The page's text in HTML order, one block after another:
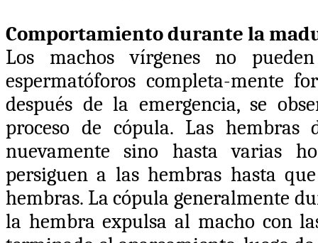
Comportamiento durante la
Los machos vírgenes no
espermatóforos completa-mente
después de la emergencia, se
proceso de cópula. Las hembras
nuevamente sino hasta varias
persiguen a las hembras hasta
hembras. La cópula generalmente
la hembra expulsa al macho con